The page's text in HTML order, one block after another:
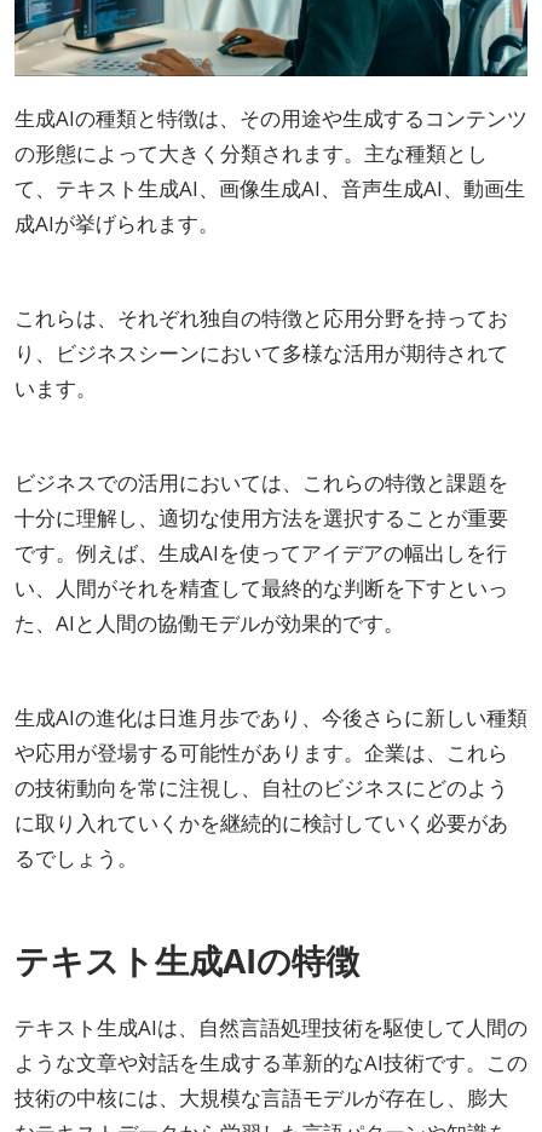
生成AIの種類と特徴は、その用途や生成するコンテンツ
の形態によって大きく分類されます。主な種類とし
て、テキスト生成AI、画像生成AI、音声生成AI、動画生
成AIが挙げられます。
これらは、それぞれ独自の特徴と応用分野を持ってお
り、ビジネスシーンにおいて多様な活用が期待されて
います。
ビジネスでの活用においては、これらの特徴と課題を
十分に理解し、適切な使用方法を選択することが重要
です。例えば、生成AIを使ってアイデアの幅出しを行
い、人間がそれを精査して最終的な判断を下すといっ
た、AIと人間の協働モデルが効果的です。
生成AIの進化は日進月歩であり、今後さらに新しい種類
や応用が登場する可能性があります。企業は、これら
の技術動向を常に注視し、自社のビジネスにどのよう
に取り入れていくかを継続的に検討していく必要があ
るでしょう。
テキスト生成AIの特徴
テキスト生成AIは、自然言語処理技術を駆使して人間の
ような文章や対話を生成する革新的なAI技術です。この
技術の中核には、大規模な言語モデルが存在し、膨大